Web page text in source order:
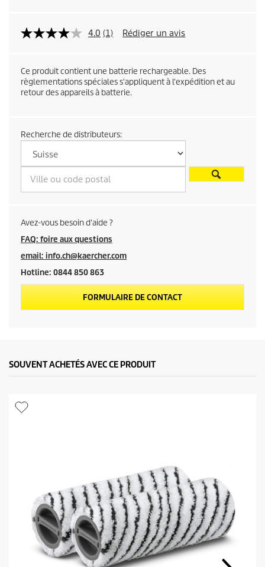
l
u
r
d
i
t
4.0 (1) Rédiger un avis
Ce produit contient une batterie rechargeable. Des
règlementations spéciales s'appliquent à l'expédition et au
retour des appareils à batterie.
Recherche de distributeurs:
Avez-vous besoin d'aide ?
FAQ: foire aux questions
email: info.ch@kaercher.com
Hotline: 0844 850 863
FORMULAIRE DE CONTACT
SOUVENT ACHETÉS AVEC CE PRODUIT